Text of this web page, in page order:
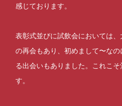
感じております。
表彰式並びに試飲会においては、
の再会もあり、初めまして〜な
る出会いもありました。これこ
す。